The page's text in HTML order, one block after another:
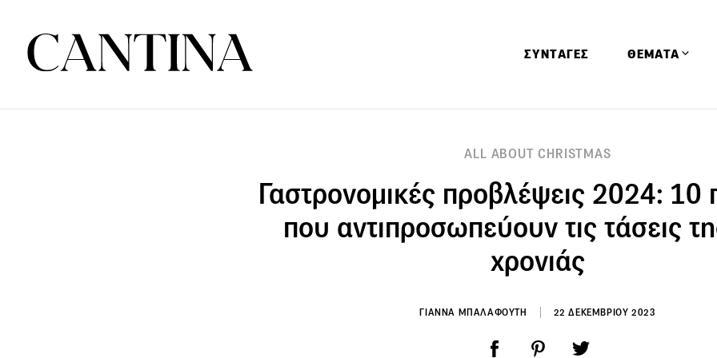
ΣΥΝΤΑΓΕΣ ΘΕΜΑΤΑ
Ειδήσεις
ALL ABOUT CHRISTMAS
Γαστρονομικές προβλέψεις 2024: 10
που αντιπροσωπεύουν τις τάσεις
χρονιάς
ΓΙΑΝΝΑ ΜΠΑΛΑΦΟΥΤΗ 22 ΔΕΚΕΜΒΡΙΟΥ 2023